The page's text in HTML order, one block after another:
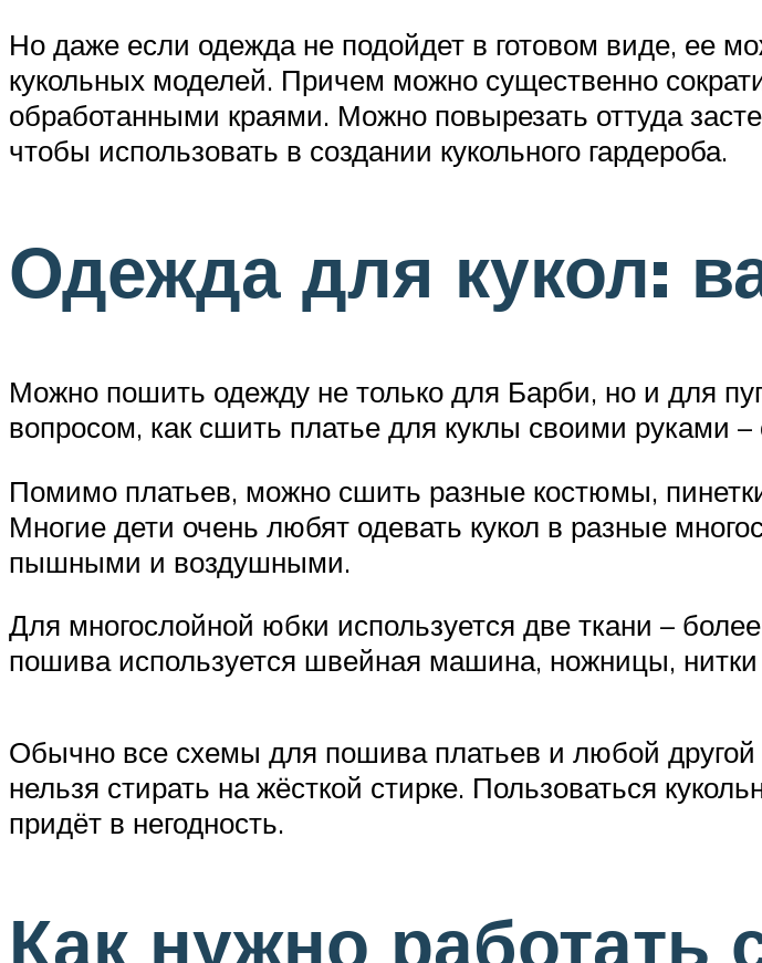
Но даже если одежда не подойдет в готовом виде, ее
кукольных моделей. Причем можно существенно
обработанными краями. Можно повырезать оттуда
чтобы использовать в создании кукольного гардероба.
Одежда для кукол:
Можно пошить одежду не только для Барби, но и для
вопросом, как сшить платье для куклы своими руками
Помимо платьев, можно сшить разные костюмы,
Многие дети очень любят одевать кукол в разные
пышными и воздушными.
Для многослойной юбки используется две ткани –
пошива используется швейная машина, ножницы, нитки
Обычно все схемы для пошива платьев и любой
нельзя стирать на жёсткой стирке. Пользоваться
придёт в негодность.
Как нужно работать